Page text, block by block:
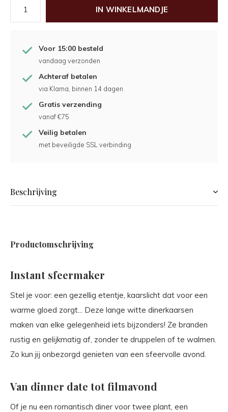
IN WINKELMANDJE
Voor 15:00 besteld
vandaag verzonden
Achteraf betalen
via Klarna, binnen 14 dagen
Gratis verzending
vanaf €75
Veilig betalen
met beveiligde SSL verbinding
Beschrijving
Productomschrijving
Instant sfeermaker
Stel je voor: een gezellig etentje, kaarslicht dat voor een
warme gloed zorgt... Deze lange witte dinerkaarsen
maken van elke gelegenheid iets bijzonders! Ze branden
rustig en gelijkmatig af, zonder te druppelen of te walmen.
Zo kun jij onbezorgd genieten van een sfeervolle avond.
Van dinner date tot filmavond
Of je nu een romantisch diner voor twee plant, een